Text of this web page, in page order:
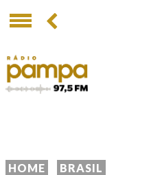
HOME BRASIL